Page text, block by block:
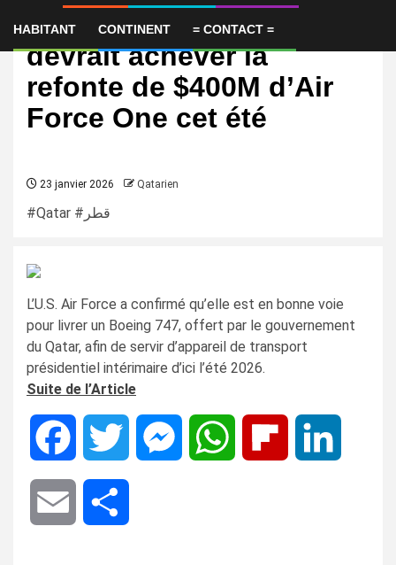
HABITANT CONTINENT = CONTACT =
Le 747 offert par le Qatar
devrait achever la
refonte de $400M d’Air
Force One cet été
23 janvier 2026 Qatarien
#Qatar #قطر
L’U.S. Air Force a confirmé qu’elle est en bonne voie
pour livrer un Boeing 747, offert par le gouvernement
du Qatar, afin de servir d’appareil de transport
présidentiel intérimaire d’ici l’été 2026.
Suite de l’Article
Facebook Twitter MessengerWhatsApp Flipboard
Email